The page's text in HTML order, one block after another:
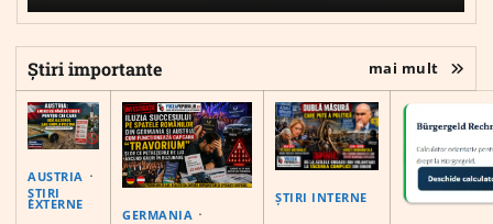
Știri importante mai mult
AUSTRIA
ȘTIRI
EXTERNE
GERMANIA
ȘTIRI INTERNE